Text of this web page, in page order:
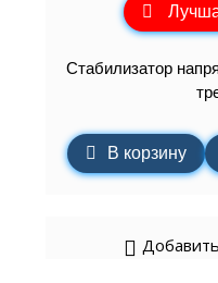
Стабилизатор
В корзину